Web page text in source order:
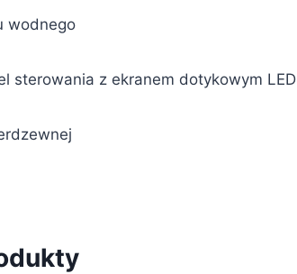
wodnego
sterowania z ekranem dotykowym LED